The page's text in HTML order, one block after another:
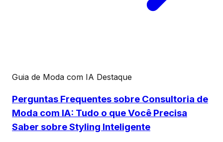
Guia de Moda com IA Destaque
Perguntas Frequentes sobre Consultoria de
Moda com IA: Tudo o que Você Precisa
Saber sobre Styling Inteligente